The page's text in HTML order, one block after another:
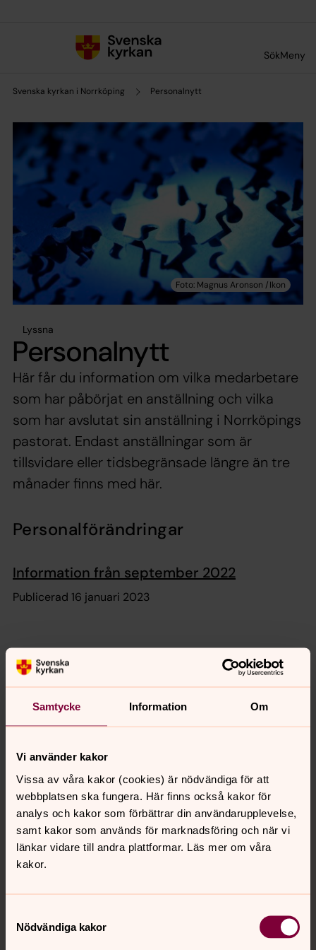
Samtycke Information Om
Vi använder kakor
Vissa av våra kakor (cookies) är nödvändiga för att
webbplatsen ska fungera. Här finns också kakor för
analys och kakor som förbättrar din användarupplevelse,
samt kakor som används för marknadsföring och när vi
länkar vidare till andra plattformar. Läs mer om våra
kakor.
Nödvändiga kakor
SökMeny
Svenska kyrkan i Norrköping Personalnytt
Lyssna
Personalnytt
Här får du information om vilka medarbetare
som har påbörjat en anställning och vilka
som har avslutat sin anställning i Norrköpings
pastorat. Endast anställningar som är
tillsvidare eller tidsbegränsade längre än tre
månader finns med här.
Personalförändringar
Information från september 2022
Publicerad 16 januari 2023
Senast ändrad 16 januari 2023
Synpunkter eller frågor på sidans
innehåll?
norrkoping@svenskakyrkan.se
Dela
Tillbaka till toppen
Tillbaka till innehållet
Kontakt
Kalender